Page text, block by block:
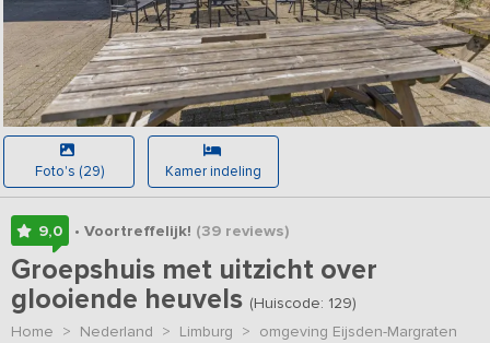
Foto's (29) Kamer indeling
9,0 • Voortreffelijk! (39reviews)
Groepshuis met uitzicht over
glooiende heuvels (Huiscode: 129)
Home > Nederland > Limburg > omgeving Eijsden-Margraten